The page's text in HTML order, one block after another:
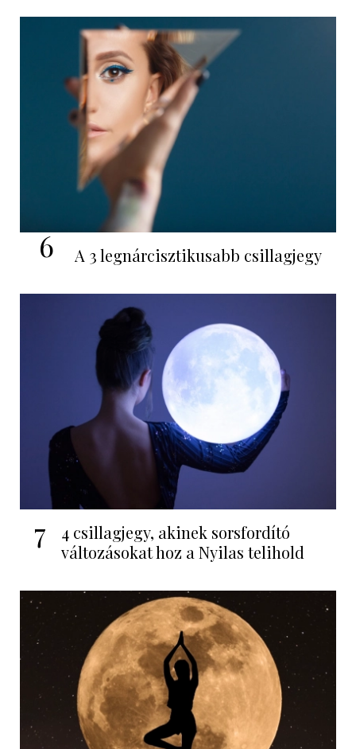
6 A 3 legnárcisztikusabb csillagjegy
7
4 csillagjegy, akinek sorsfordító
változásokat hoz a Nyilas telihold